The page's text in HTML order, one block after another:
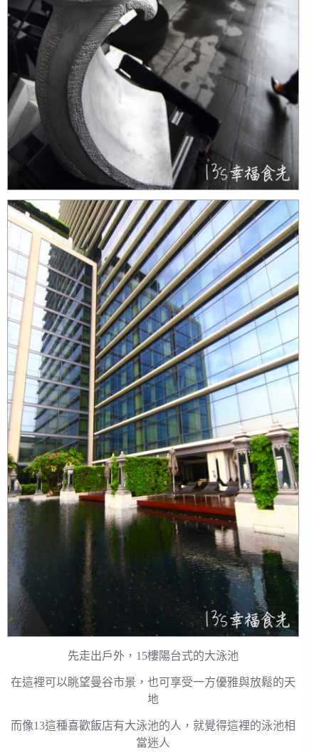
先走出戶外，15樓陽台式的大泳池
在這裡可以眺望曼谷市景，也可享受一方優雅與放鬆的天
地
而像13這種喜歡飯店有大泳池的人，就覺得這裡的泳池相
當迷人